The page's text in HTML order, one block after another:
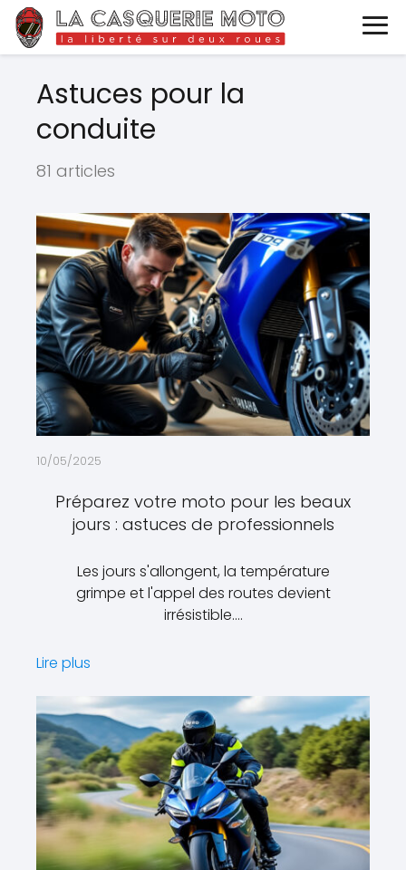
Astuces pour la
conduite
81 articles
10/05/2025
Préparez votre moto pour les beaux
jours : astuces de professionnels
Les jours s'allongent, la température
grimpe et l'appel des routes devient
irrésistible.…
Lire plus